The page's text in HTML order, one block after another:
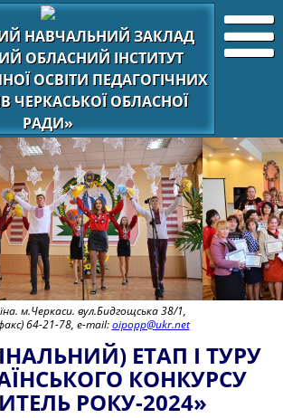
НАВЧАЛЬНИЙ ЗАКЛАД
ОБЛАСНИЙ ІНСТИТУТ
ОСВІТИ ПЕДАГОГІЧНИХ
ЧЕРКАСЬКОЇ ОБЛАСНОЇ
РАДИ»
м.Черкаси. вул.Бидгощська 38/1,
64-21-78, e-mail:oipopp@ukr.net
ЕТАП І ТУРУ
КОНКУРСУ
РОКУ-2024»